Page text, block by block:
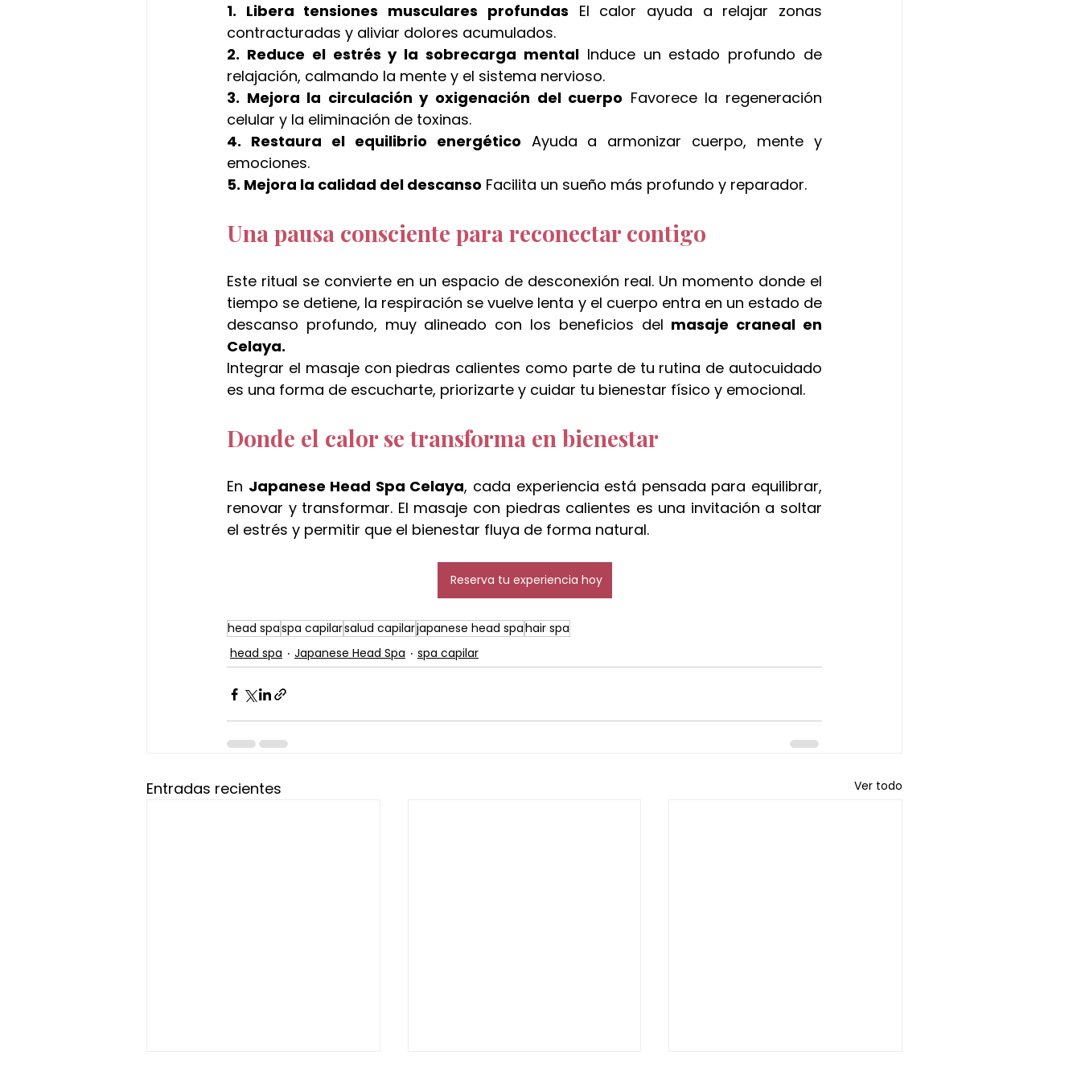
1. Libera tensiones musculares profundas El calor ayuda a relajar zonas
contracturadas y aliviar dolores acumulados.
2. Reduce el estrés y la sobrecarga mental Induce un estado profundo de
relajación, calmando la mente y el sistema nervioso.
3. Mejora la circulación y oxigenación del cuerpo Favorece la regeneración
celular y la eliminación de toxinas.
4. Restaura el equilibrio energético Ayuda a armonizar cuerpo, mente y
emociones.
5. Mejora la calidad del descanso Facilita un sueño más profundo y reparador.
Una pausa consciente para reconectar contigo
Este ritual se convierte en un espacio de desconexión real. Un momento donde el
tiempo se detiene, la respiración se vuelve lenta y el cuerpo entra en un estado de
descanso profundo, muy alineado con los beneficios del masaje craneal en
Celaya.
Integrar el masaje con piedras calientes como parte de tu rutina de autocuidado
es una forma de escucharte, priorizarte y cuidar tu bienestar físico y emocional.
Donde el calor se transforma en bienestar
En Japanese Head Spa Celaya, cada experiencia está pensada para equilibrar,
renovar y transformar. El masaje con piedras calientes es una invitación a soltar
el estrés y permitir que el bienestar fluya de forma natural.
Reserva tu experiencia hoy
head spaspa capilarsalud capilarjapanese head spahair spa
head spa
Japanese Head Spa spa capilar
Entradas recientes Ver todo